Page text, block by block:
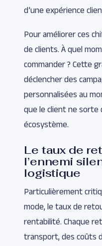
d’une expérience
Pour améliorer ces
de clients. À quel
commander ? Cette
déclencher des
personnalisées au
que le client ne
écosystème.
Le taux de
l’ennemi
logistique
Particulièrement
mode, le taux de
rentabilité. Chaque
transport, des coûts